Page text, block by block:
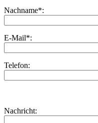
Nachname*:
E-Mail*:
Telefon:
dieses
lasse
Nachricht: